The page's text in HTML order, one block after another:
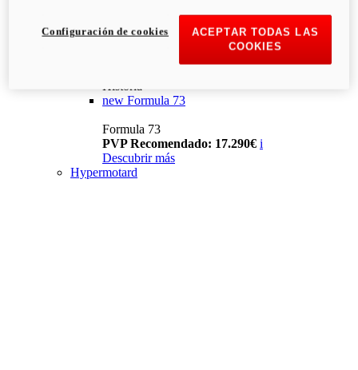
Historia
new Formula 73
Formula 73
PVP Recomendado: 17.290€ i
Descubrir más
Hypermotard
ACEPTAR TODAS LAS
COOKIES
Configuración de cookies